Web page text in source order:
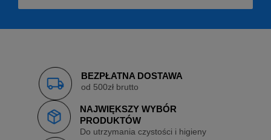
BEZPŁATNA DOSTAWA
od 500zł brutto
NAJWIĘKSZY WYBÓR
PRODUKTÓW
Do utrzymania czystości i higieny